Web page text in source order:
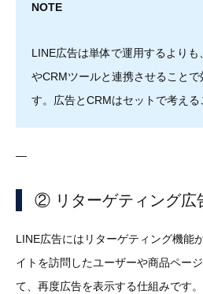
NOTE
LINE広告は単体で運用するよりも
やCRMツールと連携させることで
す。広告とCRMはセットで考える
—
② リターゲティング広
LINE広告にはリターゲティング機能
イトを訪問したユーザーや商品ペー
て、再度広告を表示する仕組みです。